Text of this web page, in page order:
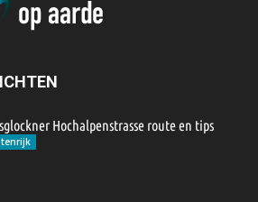
Hochalpenstrasse route en tips